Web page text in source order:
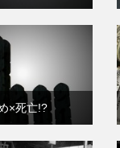
×死亡!?